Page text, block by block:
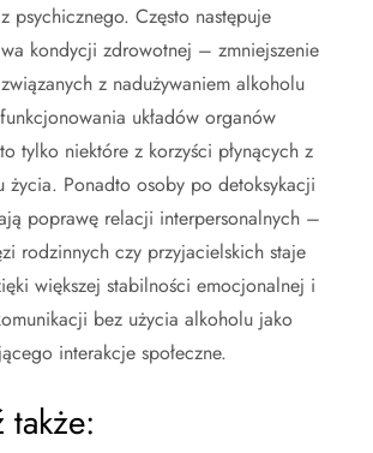
psychicznego. Często następuje
kondycji zdrowotnej – zmniejszenie
z nadużywaniem alkoholu
układów organów
tylko niektóre z korzyści płynących z
życia. Ponadto osoby po detoksykacji
poprawę relacji interpersonalnych –
rodzinnych czy przyjacielskich staje
większej stabilności emocjonalnej i
bez użycia alkoholu jako
interakcje społeczne.
także: